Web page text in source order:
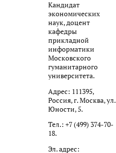
Кандидат
экономических
наук, доцент
кафедры
прикладной
информатики
Московского
гуманитарного
университета.
Адрес: 111395,
Россия, г. Москва, ул.
Юности, 5.
Тел.: +7 (499) 374-70-
18.
Эл. адрес: